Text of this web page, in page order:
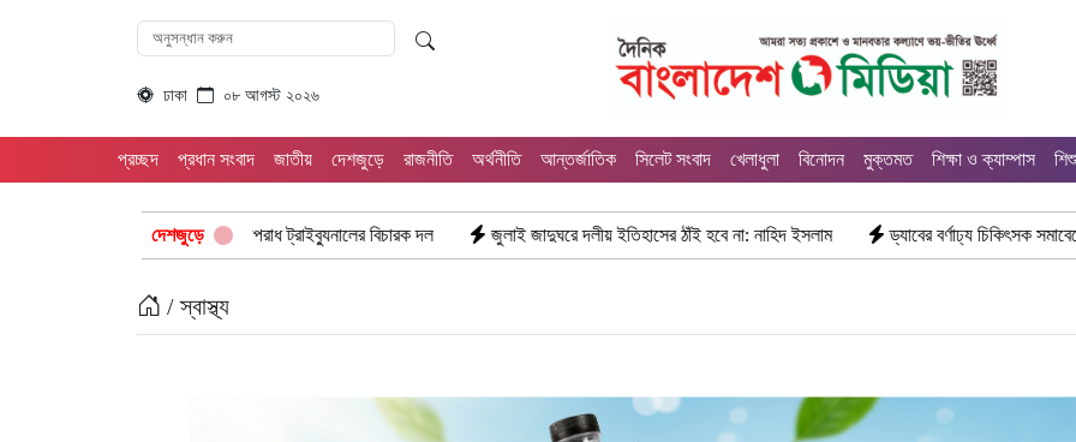
ঢাকা ০৮ আগস্ট ২০২৬
প্রচ্ছদ প্রধান সংবাদ জাতীয় দেশজুড়ে রাজনীতি অর্থনীতি আন্তর্জাতিক সিলেট সংবাদ খেলাধুলা বিনোদন মুক্তমত শিক্ষা ও ক্যাম্পাস
দেশজুড়ে
আন্তর্জাতিক অপরাধ ট্রাইব্যুনালের বিচারক দল জুলাই জাদুঘরে দলীয় ইতিহাসের ঠাঁই হবে না: নাহিদ ইসলাম ড্যাবের বর্ণাঢ্য চিকিৎসক সমাবেশে প্রধান অতিথি
/ স্বাস্থ্য